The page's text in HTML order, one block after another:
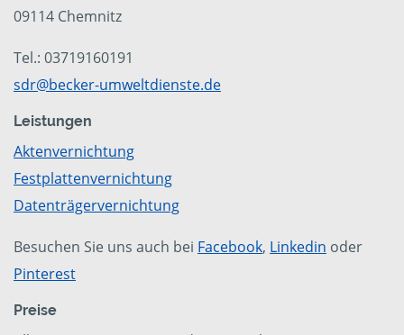
09114 Chemnitz
Tel.: 03719160191
sdr@becker-umweltdienste.de
Leistungen
Aktenvernichtung
Festplattenvernichtung
Datenträgervernichtung
Besuchen Sie uns auch bei Facebook, Linkedin oder
Pinterest
Preise